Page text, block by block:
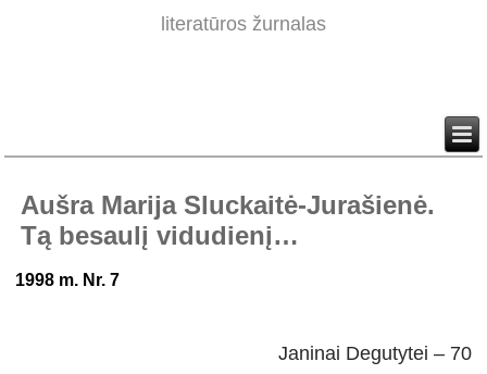
literatūros žurnalas
Aušra Marija Sluckaitė-Jurašienė.
Tą besaulį vidudienį…
1998 m. Nr. 7
Janinai Degutytei – 70